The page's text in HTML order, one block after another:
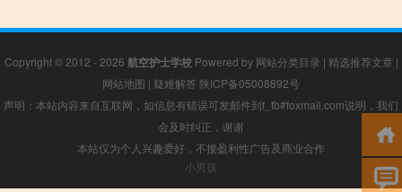
Copyright © 2012 - 2026 航空护士学校Powered by 网站分类目录 | 精选推荐文章 |
网站地图 | 疑难解答 陕ICP备05008892号
声明：本站内容来自互联网，如信息有错误可发邮件到f_fb#foxmail.com说明，我们
会及时纠正，谢谢
本站仅为个人兴趣爱好，不接盈利性广告及商业合作
小男孩